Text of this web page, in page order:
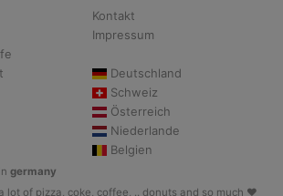
Kontakt
Impressum
Deutschland
Schweiz
Österreich
Niederlande
Belgien
germany
lot of pizza, coke, coffee, .. donuts and so much ♥